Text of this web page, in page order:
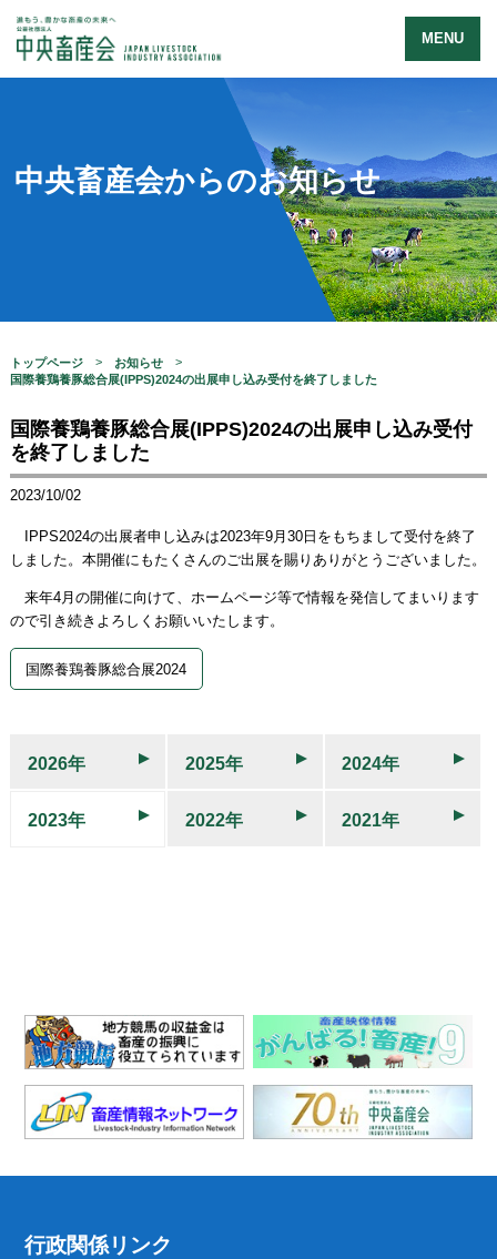
MENU
中央畜産会からのお知らせ
トップページ
お知らせ
国際養鶏養豚総合展(IPPS)2024の出展申し込み受付を終了しました
国際養鶏養豚総合展(IPPS)2024の出展申し込み受付
を終了しました
2023/10/02
IPPS2024の出展者申し込みは2023年9月30日をもちまして受付を終了
しました。本開催にもたくさんのご出展を賜りありがとうございました。
来年4月の開催に向けて、ホームページ等で情報を発信してまいります
ので引き続きよろしくお願いいたします。
国際養鶏養豚総合展2024
2026年 2025年 2024年
2023年 2022年 2021年
行政関係リンク